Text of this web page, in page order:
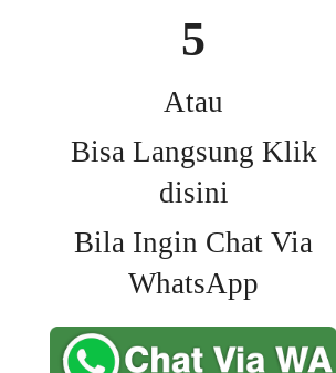
5
Atau
Bisa Langsung Klik
disini
Bila Ingin Chat Via
WhatsApp